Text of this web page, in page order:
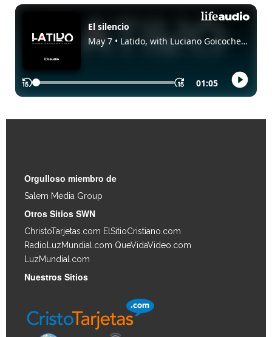
Orgulloso miembro de
Salem Media Group
Otros Sitios SWN
ChristoTarjetas.com ElSitioCristiano.com
RadioLuzMundial.com QueVidaVideo.com
LuzMundial.com
Nuestros Sitios